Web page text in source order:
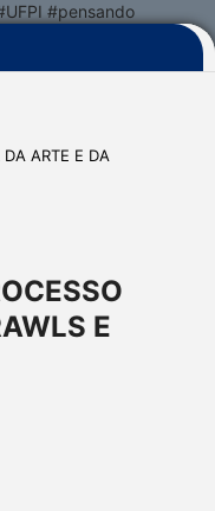
#pensando
ARTE E DA
E